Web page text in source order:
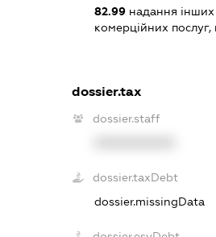
82.99 надання
комерційних послуг,
dossier.tax
dossier.staff
dossier.taxDebt
dossier.missingData